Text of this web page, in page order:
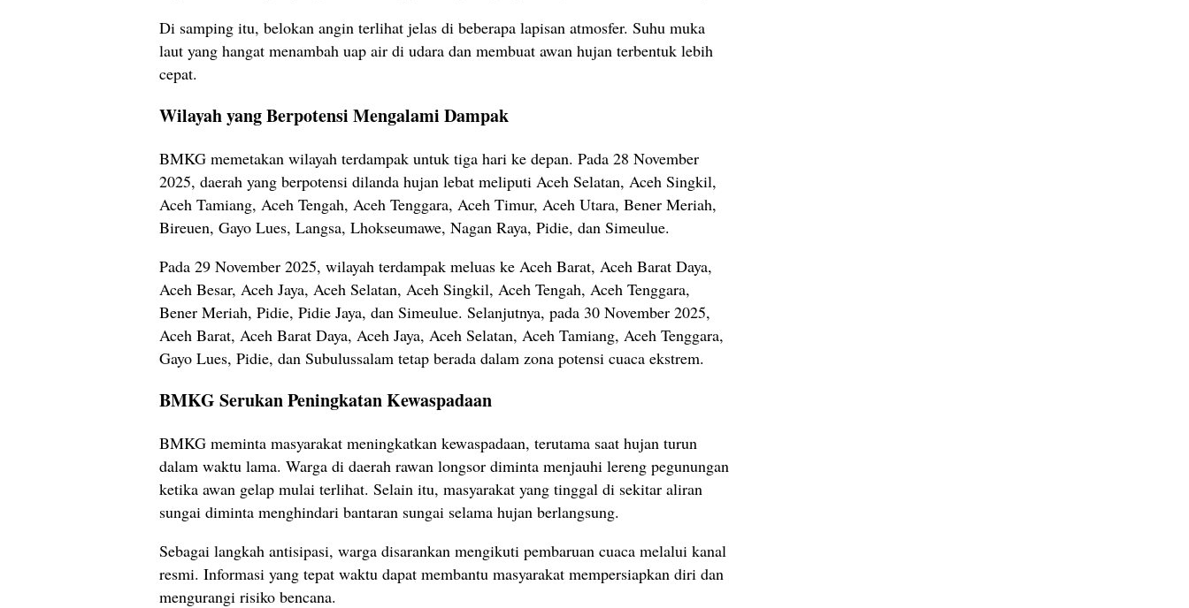
Di samping itu, belokan angin terlihat jelas di beberapa lapisan atmosfer. Suhu muka
laut yang hangat menambah uap air di udara dan membuat awan hujan terbentuk lebih
cepat.
Wilayah yang Berpotensi Mengalami Dampak
BMKG memetakan wilayah terdampak untuk tiga hari ke depan. Pada 28 November
2025, daerah yang berpotensi dilanda hujan lebat meliputi Aceh Selatan, Aceh Singkil,
Aceh Tamiang, Aceh Tengah, Aceh Tenggara, Aceh Timur, Aceh Utara, Bener Meriah,
Bireuen, Gayo Lues, Langsa, Lhokseumawe, Nagan Raya, Pidie, dan Simeulue.
Pada 29 November 2025, wilayah terdampak meluas ke Aceh Barat, Aceh Barat Daya,
Aceh Besar, Aceh Jaya, Aceh Selatan, Aceh Singkil, Aceh Tengah, Aceh Tenggara,
Bener Meriah, Pidie, Pidie Jaya, dan Simeulue. Selanjutnya, pada 30 November 2025,
Aceh Barat, Aceh Barat Daya, Aceh Jaya, Aceh Selatan, Aceh Tamiang, Aceh Tenggara,
Gayo Lues, Pidie, dan Subulussalam tetap berada dalam zona potensi cuaca ekstrem.
BMKG Serukan Peningkatan Kewaspadaan
BMKG meminta masyarakat meningkatkan kewaspadaan, terutama saat hujan turun
dalam waktu lama. Warga di daerah rawan longsor diminta menjauhi lereng pegunungan
ketika awan gelap mulai terlihat. Selain itu, masyarakat yang tinggal di sekitar aliran
sungai diminta menghindari bantaran sungai selama hujan berlangsung.
Sebagai langkah antisipasi, warga disarankan mengikuti pembaruan cuaca melalui kanal
resmi. Informasi yang tepat waktu dapat membantu masyarakat mempersiapkan diri dan
mengurangi risiko bencana.